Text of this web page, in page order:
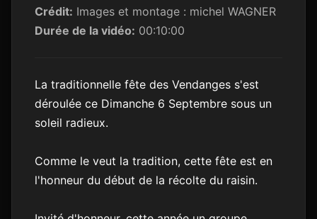
Crédit: Images et montage : michel WAGNER
Durée de la vidéo: 00:10:00
La traditionnelle fête des Vendanges s'est
déroulée ce Dimanche 6 Septembre sous un
soleil radieux.
Comme le veut la tradition, cette fête est en
l'honneur du début de la récolte du raisin.